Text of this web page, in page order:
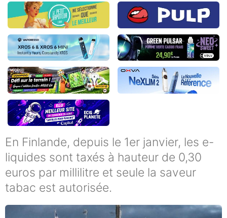
En Finlande, depuis le 1er janvier, les e-
liquides sont taxés à hauteur de 0,30
euros par millilitre et seule la saveur
tabac est autorisée.